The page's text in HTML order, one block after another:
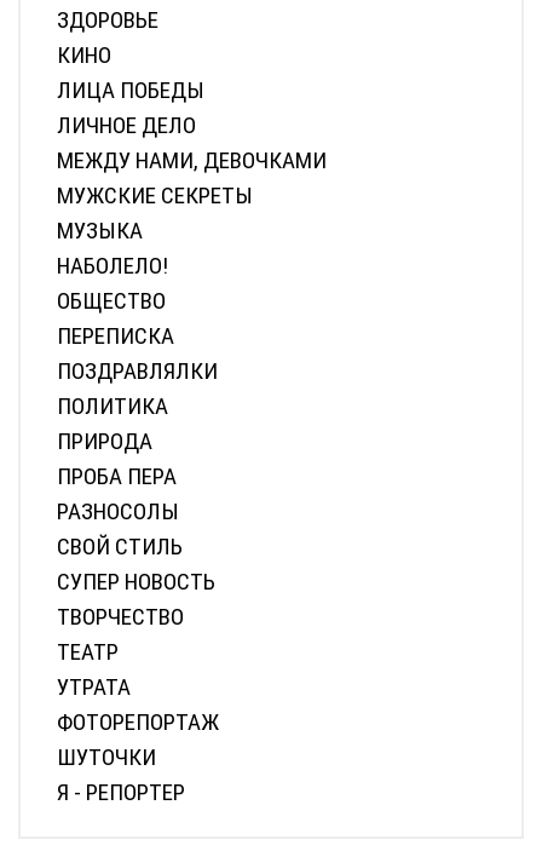
ЗДОРОВЬЕ
КИНО
ЛИЦА ПОБЕДЫ
ЛИЧНОЕ ДЕЛО
МЕЖДУ НАМИ, ДЕВОЧКАМИ
МУЖСКИЕ СЕКРЕТЫ
МУЗЫКА
НАБОЛЕЛО!
ОБЩЕСТВО
ПЕРЕПИСКА
ПОЗДРАВЛЯЛКИ
ПОЛИТИКА
ПРИРОДА
ПРОБА ПЕРА
РАЗНОСОЛЫ
СВОЙ СТИЛЬ
СУПЕР НОВОСТЬ
ТВОРЧЕСТВО
ТЕАТР
УТРАТА
ФОТОРЕПОРТАЖ
ШУТОЧКИ
Я - РЕПОРТЕР